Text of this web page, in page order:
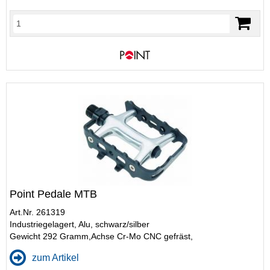
Point Pedale MTB
Art.Nr. 261319
Industriegelagert, Alu, schwarz/silber
Gewicht 292 Gramm,Achse Cr-Mo CNC gefräst,
zum Artikel